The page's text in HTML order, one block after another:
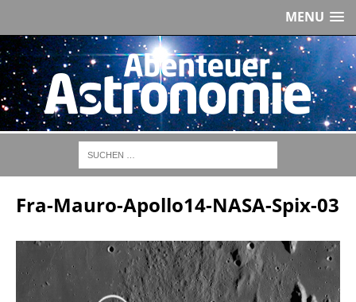
MENU
Fra-Mauro-Apollo14-NASA-Spix-03